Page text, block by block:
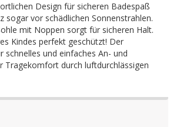
Design für sicheren Badespaß
sogar vor schädlichen Sonnenstrahlen.
mit Noppen sorgt für sicheren Halt.
Kindes perfekt geschützt! Der
schnelles und einfaches An- und
Tragekomfort durch luftdurchlässigen